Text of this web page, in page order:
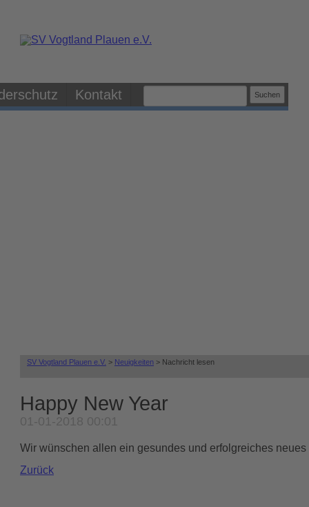
Kontakt
SV Vogtland Plauen e.V. Neuigkeiten Nachricht lesen
Happy New Year
01-01-2018 00:01
Wir wünschen allen ein gesundes und erfolgreiches neues
Zurück